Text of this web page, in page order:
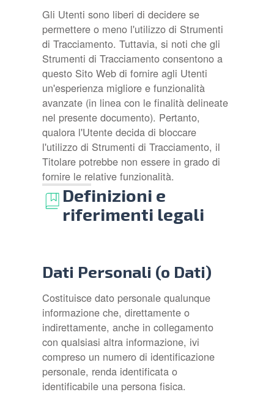
Gli Utenti sono liberi di decidere se
permettere o meno l'utilizzo di Strumenti
di Tracciamento. Tuttavia, si noti che gli
Strumenti di Tracciamento consentono a
questo Sito Web di fornire agli Utenti
un'esperienza migliore e funzionalità
avanzate (in linea con le finalità delineate
nel presente documento). Pertanto,
qualora l'Utente decida di bloccare
l'utilizzo di Strumenti di Tracciamento, il
Titolare potrebbe non essere in grado di
fornire le relative funzionalità.
Definizioni e
riferimenti legali
Dati Personali (o Dati)
Costituisce dato personale qualunque
informazione che, direttamente o
indirettamente, anche in collegamento
con qualsiasi altra informazione, ivi
compreso un numero di identificazione
personale, renda identificata o
identificabile una persona fisica.